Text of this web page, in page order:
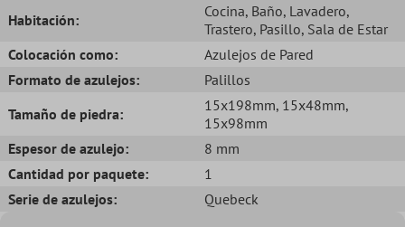
Habitación:
Cocina, Baño, Lavadero,
Trastero, Pasillo, Sala de Estar
Colocación como:
Azulejos de Pared
Formato de azulejos:
Palillos
Tamaño de piedra:
15x198mm, 15x48mm,
15x98mm
Espesor de azulejo:
8 mm
Cantidad por paquete:
1
Serie de azulejos:
Quebeck